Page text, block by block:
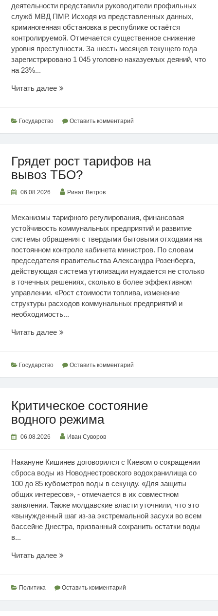
деятельности представили руководители профильных
служб МВД ПМР. Исходя из представленных данных,
криминогенная обстановка в республике остаётся
контролируемой. Отмечается существенное снижение
уровня преступности. За шесть месяцев текущего года
зарегистрировано 1 045 уголовно наказуемых деяний, что
на 23%...
Читать далееТекущий
Государство Оставить комментарий
Грядет рост тарифов на
вывоз ТБО?
06.08.2026 Ринат Ветров
Механизмы тарифного регулирования, финансовая
устойчивость коммунальных предприятий и развитие
системы обращения с твердыми бытовыми отходами на
постоянном контроле кабинета министров. По словам
председателя правительства Александра Розенберга,
действующая система утилизации нуждается не столько
в точечных решениях, сколько в более эффективном
управлении. «Рост стоимости топлива, изменение
структуры расходов коммунальных предприятий и
необходимость...
Читать далееГрядет
на
Государство Оставить комментарий
Критическое состояние
водного режима
06.08.2026 Иван Суворов
Накануне Кишинев договорился с Киевом о сокращении
сброса воды из Новоднестровского водохранилища со
100 до 85 кубометров воды в секунду. «Для защиты
общих интересов», - отмечается в их совместном
заявлении. Также молдавские власти уточнили, что это
«вынужденный шаг из-за экстремальной засухи во всем
бассейне Днестра, призванный сохранить остатки воды
в...
Читать далееКритическое
режима
Политика Оставить комментарий